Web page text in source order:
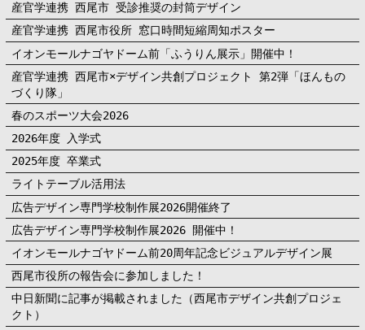
産官学連携 西尾市 受診推奨の封筒デザイン
産官学連携 西尾市役所 窓口時間短縮周知ポスター
イオンモールナゴヤドーム前「ふうりん展示」開催中！
産官学連携 西尾市×デザイン共創プロジェクト 第2弾「ほんもの
づくり隊」
春のスポーツ大会2026
2026年度 入学式
2025年度 卒業式
ライトテーブル活用法
広告デザイン専門学校制作展2026開催終了
広告デザイン専門学校制作展2026 開催中！
イオンモールナゴヤドーム前20周年記念ビジュアルデザイン展
西尾市役所の報告会に参加しました！
中日新聞に記事が掲載されました（西尾市デザイン共創プロジェ
クト）